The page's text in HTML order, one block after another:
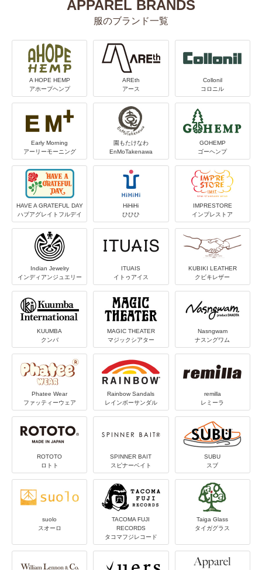
APPAREL BRANDS
服のブランド一覧
A HOPE HEMP
アホープヘンプ
AREth
アース
Collonil
コロニル
Early Morning
アーリーモーニング
園もたけなわ
EnMoTakenawa
GOHEMP
ゴーヘンプ
HAVE A GRATEFUL DAY
ハブアグレイトフルデイ
HiHiHi
ひひひ
IMPRESTORE
インプレストア
Indian Jewelry
インディアンジュエリー
ITUAIS
イトゥアイス
KUBIKI LEATHER
クビキレザー
KUUMBA
クンバ
MAGIC THEATER
マジックシアター
Nasngwam
ナスングワム
Phatee Wear
ファッティーウェア
Rainbow Sandals
レインボーサンダル
remilla
レミーラ
ROTOTO
ロトト
SPINNER BAIT
スピナーベイト
SUBU
スブ
suolo
スオーロ
TACOMA FUJI
RECORDS
タコマフジレコード
Taiga Glass
タイガグラス